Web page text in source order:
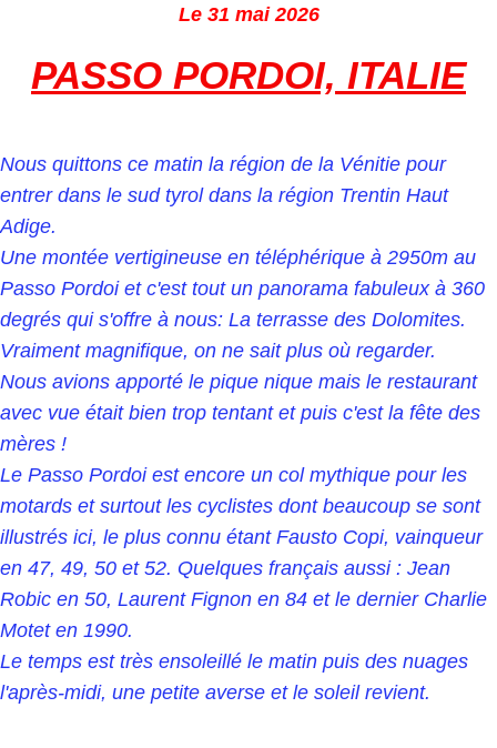
Le 31 mai 2026
PASSO PORDOI, ITALIE
Nous quittons ce matin la région de la Vénitie pour
entrer dans le sud tyrol dans la région Trentin Haut
Adige.
Une montée vertigineuse en téléphérique à 2950m au
Passo Pordoi et c'est tout un panorama fabuleux à 360
degrés qui s'offre à nous: La terrasse des Dolomites.
Vraiment magnifique, on ne sait plus où regarder.
Nous avions apporté le pique nique mais le restaurant
avec vue était bien trop tentant et puis c'est la fête des
mères !
Le Passo Pordoi est encore un col mythique pour les
motards et surtout les cyclistes dont beaucoup se sont
illustrés ici, le plus connu étant Fausto Copi, vainqueur
en 47, 49, 50 et 52. Quelques français aussi : Jean
Robic en 50, Laurent Fignon en 84 et le dernier Charlie
Motet en 1990.
Le temps est très ensoleillé le matin puis des nuages
l'après-midi, une petite averse et le soleil revient.